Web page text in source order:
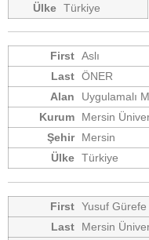
Türkiye
Aslı
ÖNER
Uygulamalı
Mersin
Mersin
Türkiye
Yusuf Gürefe
Mersin